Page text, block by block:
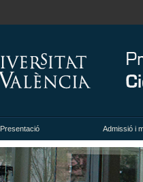
Presentació Admissió i